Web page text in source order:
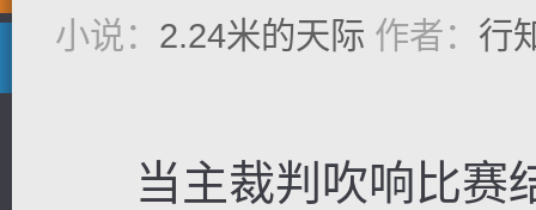
小说： 2.24米的天际 作者： 行
当主裁判吹响比赛